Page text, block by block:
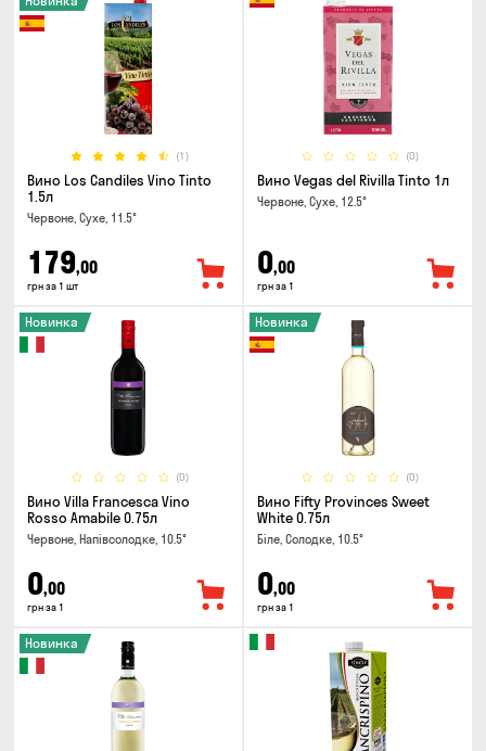
(1)
Вино Los Candiles Vino Tinto
1.5л
Червоне, Сухе, 11.5°
179,00
грн за 1 шт
(0)
Вино Vegas del Rivilla Tinto 1л
Червоне, Сухе, 12.5°
0,00
грн за 1
(0)
Новинка
Вино Villa Francesca Vino
Rosso Amabile 0.75л
Червоне, Напівсолодке, 10.5°
0,00
грн за 1
(0)
Новинка
Вино Fifty Provinces Sweet
White 0.75л
Біле, Солодке, 10.5°
0,00
грн за 1
Новинка